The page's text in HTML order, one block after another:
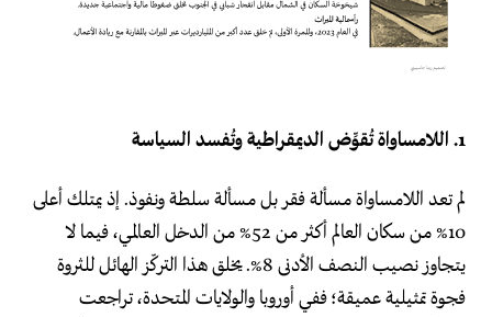
1. اللامساواة تُقوِّض الديمقراطية وتُفسد السياسة
لم تعد اللامساواة مسألة فقر بل مسألة سلطة ونفوذ. إذ يمتلك أعلى
10% من سكان العالم أكثر من 52% من الدخل العالمي، فيما لا
يتجاوز نصيب النصف الأدنى 8%. يخلق هذا التركّز الهائل للثروة
فجوة تمثيلية عميقة؛ ففي أوروبا والولايات المتحدة، تراجعت